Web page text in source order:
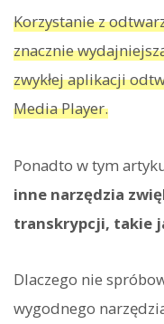
Korzystanie z
znacznie
zwykłej aplikacji
Media Player.
Ponadto w tym
inne narzędzia
transkrypcji, takie
Dlaczego nie
wygodnego